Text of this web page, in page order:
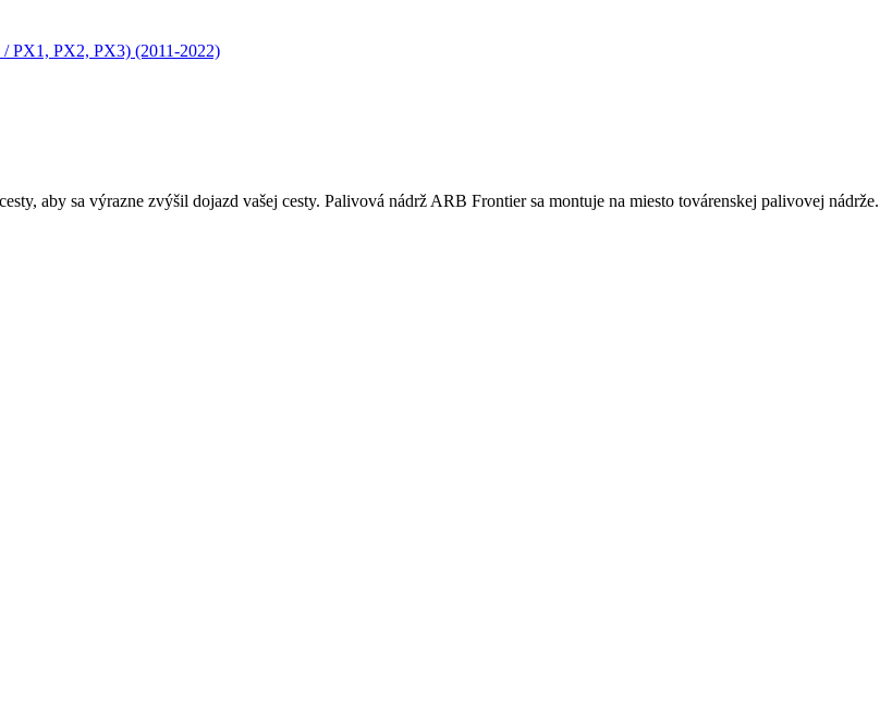
PX1, PX2, PX3) (2011-2022)
aby sa výrazne zvýšil dojazd vašej cesty. Palivová nádrž ARB Frontier sa montuje na miesto továrenskej palivovej nádrže.